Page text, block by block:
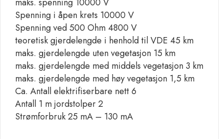
Spenning i åpen krets 10000 V
Spenning ved 500 Ohm 4800 V
teoretisk gjerdelengde i henhold til VDE 45 km
maks. gjerdelengde uten vegetasjon 15 km
maks. gjerdelengde med middels vegetasjon 3 km
maks. gjerdelengde med høy vegetasjon 1,5 km
Ca. Antall elektrifiserbare nett 6
Antall 1 m jordstolper 2
Strømforbruk 25 mA – 130 mA